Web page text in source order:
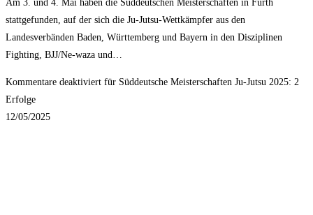
Am 3. und 4. Mai haben die Süddeutschen Meisterschaften in Fürth
stattgefunden, auf der sich die Ju-Jutsu-Wettkämpfer aus den
Landesverbänden Baden, Württemberg und Bayern in den Disziplinen
Fighting, BJJ/Ne-waza und…
Kommentare deaktiviert für Süddeutsche Meisterschaften Ju-Jutsu 2025: 2
Erfolge
12/05/2025